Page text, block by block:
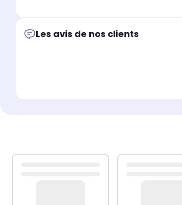
même être utilisée pendant la charge
Les avis de nos clients